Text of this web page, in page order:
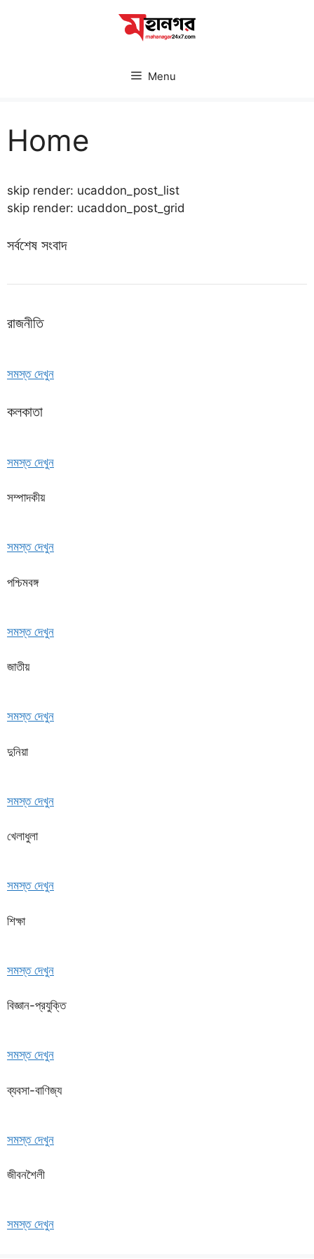
Menu
Home
skip render: ucaddon_post_list
skip render: ucaddon_post_grid
সর্বশেষ সংবাদ
রাজনীতি
সমস্ত দেখুন
কলকাতা
সমস্ত দেখুন
সম্পাদকীয়
সমস্ত দেখুন
পশ্চিমবঙ্গ
সমস্ত দেখুন
জাতীয়
সমস্ত দেখুন
দুনিয়া
সমস্ত দেখুন
খেলাধুলা
সমস্ত দেখুন
শিক্ষা
সমস্ত দেখুন
বিজ্ঞান-প্রযুক্তি
সমস্ত দেখুন
ব্যবসা-বাণিজ্য
সমস্ত দেখুন
জীবনশৈলী
সমস্ত দেখুন